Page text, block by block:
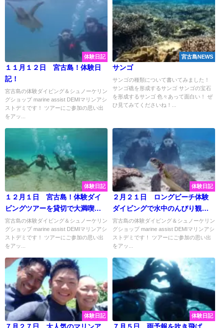
体験日記
１１月１２日 宮古島！体験日
記！
宮古島の体験ダイビング＆シュノーケリン
グショップ marine assist DEMIマリンアシ
ストデミです！ ツアーにご参加の思い出
をアッ...
宮古島NEWS
サンゴ
サンゴの種類について書いてみました！
サンゴ礁を形成するサンゴ サンゴの宝石
を形成するサンゴ 色々あって面白い！ ぜ
ひ見てみてくださいね！...
体験日記
１２月１日 宮古島！体験ダイ
ビングツアーを貸切で大満喫☆
彡
宮古島の体験ダイビング＆シュノーケリン
グショップ marine assist DEMIマリンアシ
ストデミです！ ツアーにご参加の思い出
をアッ...
体験日記
２月２１日 ロングビーチ体験
ダイビングで水中のんびり観察
♡新婚さんと素敵な思い出作っ
てきました♡
宮古島の体験ダイビング＆シュノーケリン
グショップ marine assist DEMIマリンアシ
ストデミです！ ツアーにご参加の思い出
をアッ...
体験日記
７月２７日 大人気のマリンア
体験日記
７月５日 雨予報を吹き飛ば